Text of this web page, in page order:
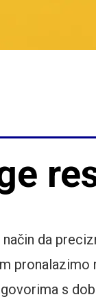
da
s